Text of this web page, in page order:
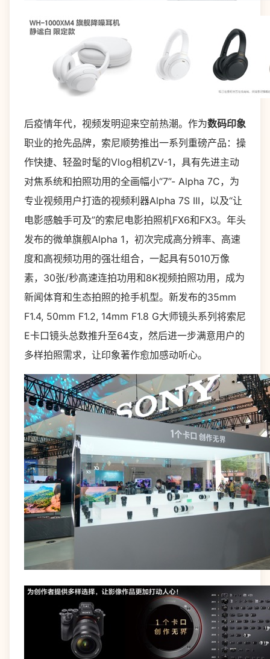
后疫情年代，视频发明迎来空前热潮。作为数码印象
职业的抢先品牌，索尼顺势推出一系列重磅产品：操
作快捷、轻盈时髦的Vlog相机ZV-1，具有先进主动
对焦系统和拍照功用的全画幅小“7”- Alpha 7C，为
专业视频用户打造的视频利器Alpha 7S III，以及“让
电影感触手可及”的索尼电影拍照机FX6和FX3。年头
发布的微单旗舰Alpha 1，初次完成高分辨率、高速
度和高视频功用的强壮组合，一起具有5010万像
素，30张/秒高速连拍功用和8K视频拍照功用，成为
新闻体育和生态拍照的抢手机型。新发布的35mm
F1.4, 50mm F1.2, 14mm F1.8 G大师镜头系列将索尼
E卡口镜头总数推升至64支，然后进一步满意用户的
多样拍照需求，让印象著作愈加感动听心。